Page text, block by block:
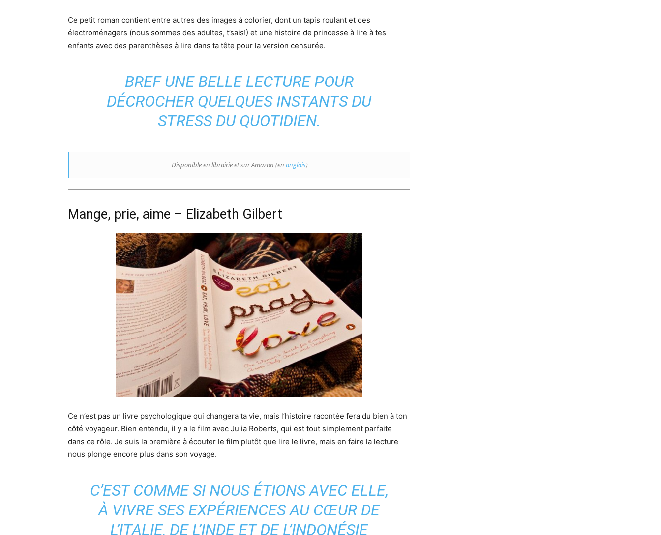
Ce petit roman contient entre autres des images à colorier, dont un tapis roulant et des
électroménagers (nous sommes des adultes, t’sais!) et une histoire de princesse à lire à tes
enfants avec des parenthèses à lire dans ta tête pour la version censurée.
BREF UNE BELLE LECTURE POUR
DÉCROCHER QUELQUES INSTANTS DU
STRESS DU QUOTIDIEN.
Disponible en librairie et sur Amazon (en anglais)
Mange, prie, aime – Elizabeth Gilbert
Ce n’est pas un livre psychologique qui changera ta vie, mais l’histoire racontée fera du bien à ton
côté voyageur. Bien entendu, il y a le film avec Julia Roberts, qui est tout simplement parfaite
dans ce rôle. Je suis la première à écouter le film plutôt que lire le livre, mais en faire la lecture
nous plonge encore plus dans son voyage.
C’EST COMME SI NOUS ÉTIONS AVEC ELLE,
À VIVRE SES EXPÉRIENCES AU CŒUR DE
L’ITALIE, DE L’INDE ET DE L’INDONÉSIE